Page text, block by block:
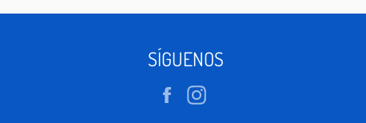
SÍGUENOS
Facebook